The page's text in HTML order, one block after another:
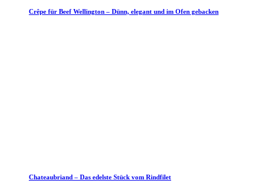
Crêpe für Beef Wellington – Dünn, elegant und im Ofen gebacken
Chateaubriand – Das edelste Stück vom Rindfilet